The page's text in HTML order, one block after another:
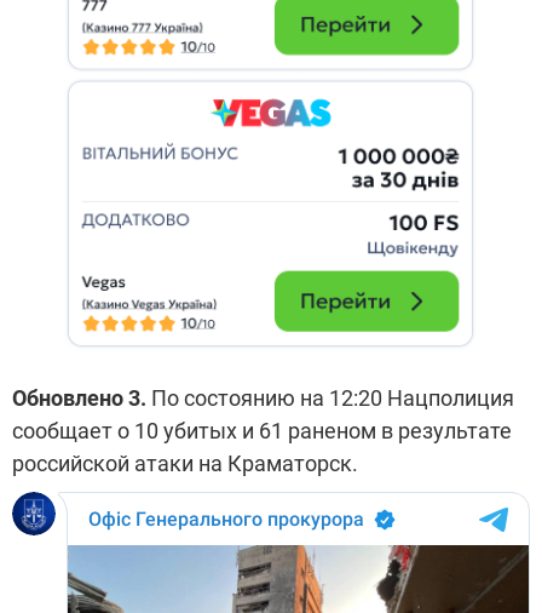
Обновлено 3. По состоянию на 12:20 Нацполиция
сообщает о 10 убитых и 61 раненом в результате
российской атаки на Краматорск.